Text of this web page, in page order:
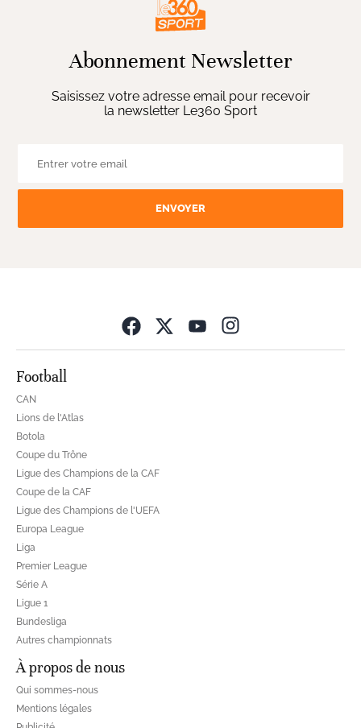
Abonnement Newsletter
Saisissez votre adresse email pour recevoir
la newsletter Le360 Sport
ENVOYER
Football
CAN
Lions de l'Atlas
Botola
Coupe du Trône
Ligue des Champions de la CAF
Coupe de la CAF
Ligue des Champions de l'UEFA
Europa League
Liga
Premier League
Série A
Ligue 1
Bundesliga
Autres championnats
À propos de nous
Qui sommes-nous
Mentions légales